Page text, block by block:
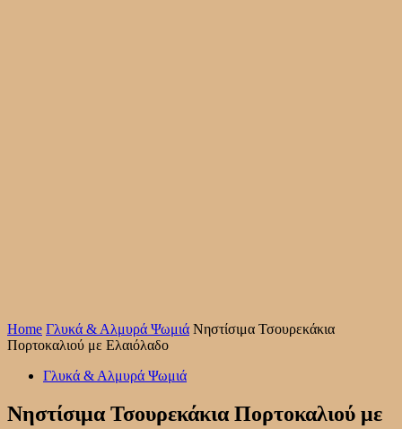
Home Γλυκά & Αλμυρά Ψωμιά Νηστίσιμα Τσουρεκάκια
Πορτοκαλιού με Ελαιόλαδο
Γλυκά & Αλμυρά Ψωμιά
Νηστίσιμα Τσουρεκάκια Πορτοκαλιού με